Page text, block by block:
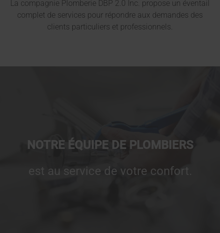
La compagnie Plomberie DBP 2.0 Inc. propose un éventail
complet de services pour répondre aux demandes des
clients particuliers et professionnels.
NOTRE ÉQUIPE DE PLOMBIERS
est au service de votre confort.